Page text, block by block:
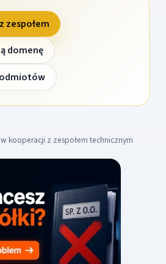
zespołem
domenę
kooperacji z zespołem technicznym